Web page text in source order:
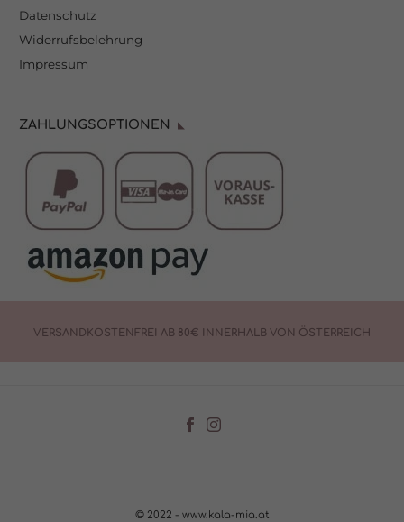
Datenschutz
Widerrufsbelehrung
Impressum
ZAHLUNGSOPTIONEN
VERSANDKOSTENFREI AB 80€ INNERHALB VON ÖSTERREICH
© 2022 - www.kala-mia.at